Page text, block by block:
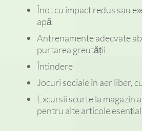
Înot cu impact redus sau
apă
Antrenamente adecvate
purtarea greutății
Întindere
Jocuri sociale în aer liber,
Excursii scurte la magazin
pentru alte articole